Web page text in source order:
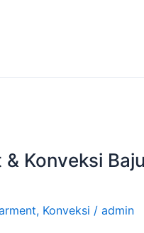
Konveksi
, Konveksi / admin